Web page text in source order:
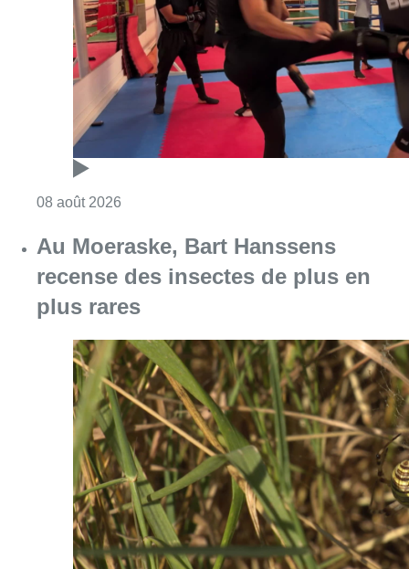
08 août 2026
Au Moeraske, Bart Hanssens
recense des insectes de plus en
plus rares